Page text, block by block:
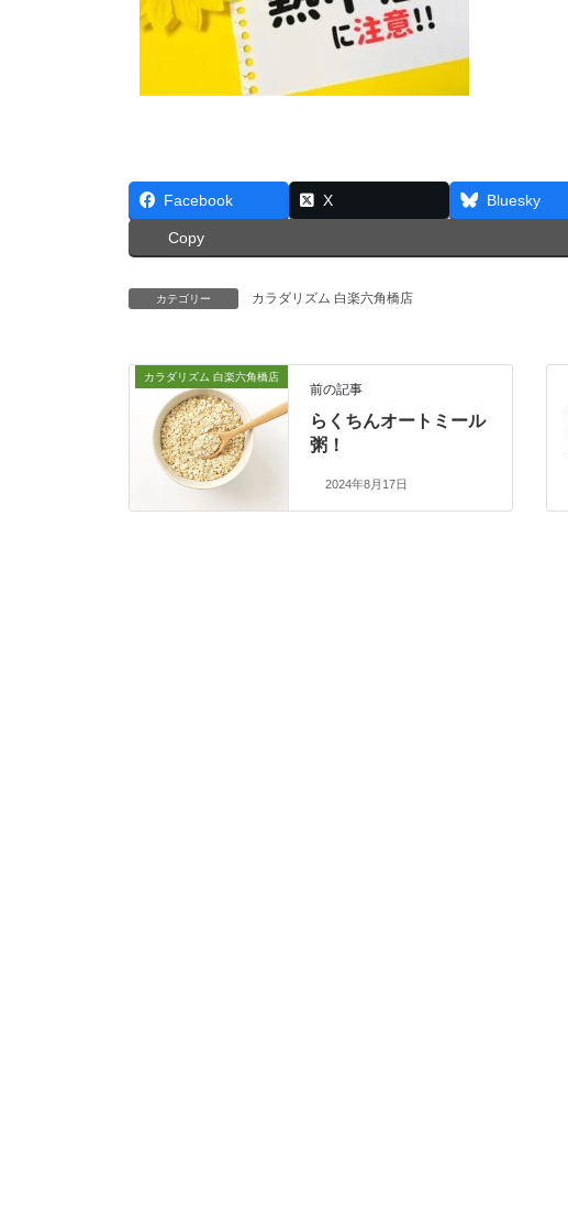
Facebook X Bluesky
Copy
カテゴリー カラダリズム 白楽六角橋店
カラダリズム 白楽六角橋店
前の記事
らくちんオートミール
粥！
2024年8月17日